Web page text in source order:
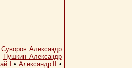
Суворов Александр
Пушкин Александр
I • Александр II
•